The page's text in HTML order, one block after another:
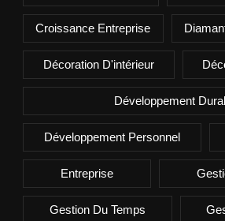
Croissance Entreprise
Décoration D'intérieur
Développement
Développement Personnel
Entreprise
Gestion Du Temps